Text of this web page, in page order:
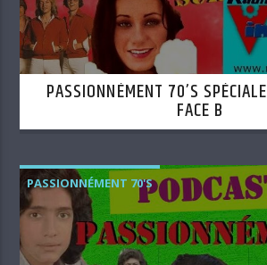
PASSIONNÉMENT 70’S
FACE B
PASSIONNÉMENT 70'S